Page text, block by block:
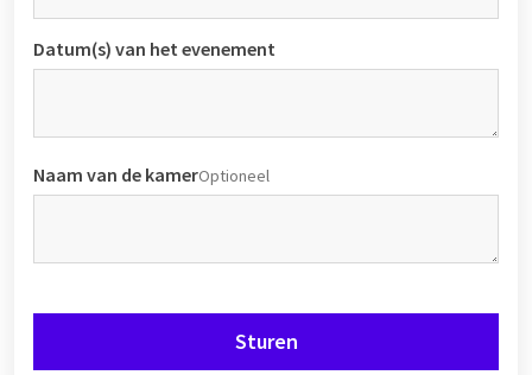
Datum(s) van het evenement
Naam van de kamerOptioneel
Sturen